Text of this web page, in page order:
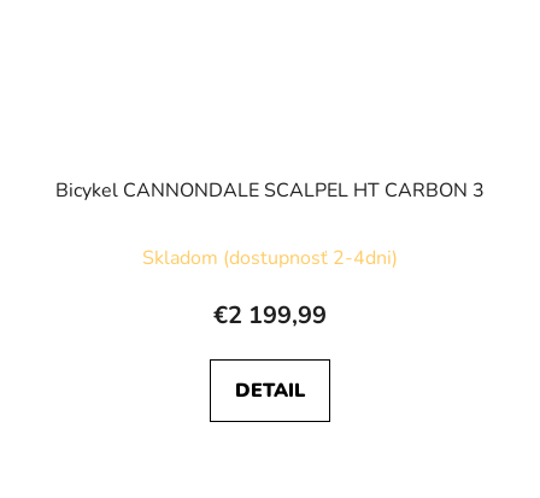
Bicykel CANNONDALE SCALPEL HT CARBON 3
Skladom (dostupnosť 2-4dni)
€2 199,99
DETAIL